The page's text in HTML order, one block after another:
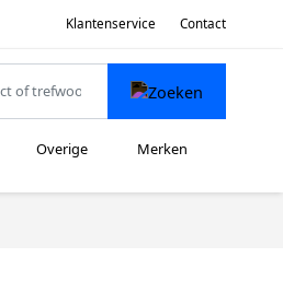
Klantenservice Contact
Overige Merken